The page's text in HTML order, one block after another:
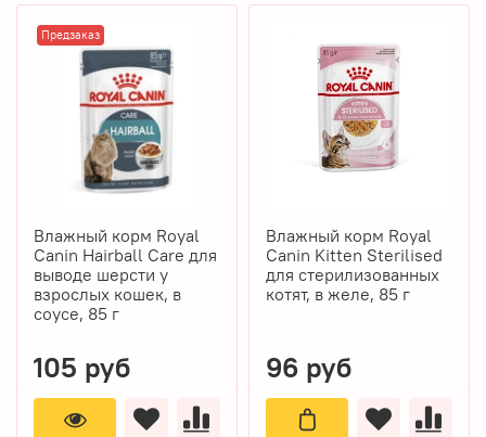
Предзаказ
Влажный корм Royal
Canin Hairball Care для
выводе шерсти у
взрослых кошек, в
соусе, 85 г
105 руб
Влажный корм Royal
Canin Kitten Sterilised
для стерилизованных
котят, в желе, 85 г
96 руб